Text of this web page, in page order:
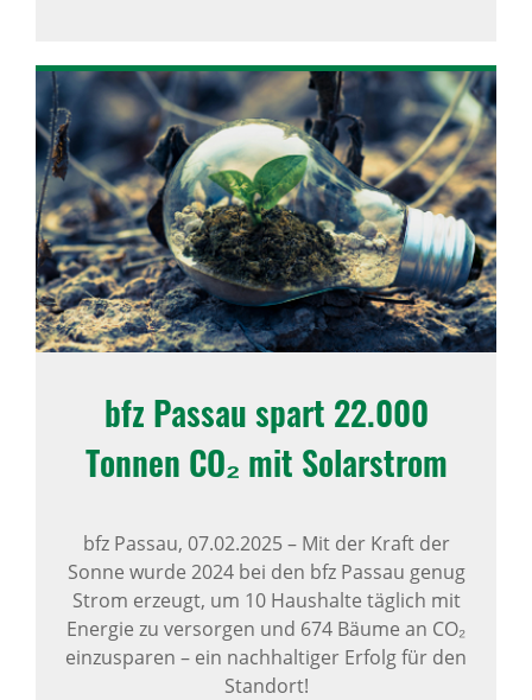
bfz Passau spart 22.000
Tonnen CO₂ mit Solar­strom
bfz Passau, 07.02.2025–Mit der Kraft der
Sonne wurde 2024 bei den bfz Passau genug
Strom erzeugt, um 10 Haushalte täglich mit
Energie zu versorgen und 674 Bäume an CO₂
einzusparen – ein nachhaltiger Erfolg für den
Standort!